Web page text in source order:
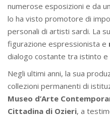
numerose esposizioni e da
lo ha visto promotore di
personali di artisti sardi. La
figurazione espressionista e
dialogo costante tra istinto
Negli ultimi anni, la sua
collezioni permanenti di
Museo d’Arte
Cittadina di Ozieri, a